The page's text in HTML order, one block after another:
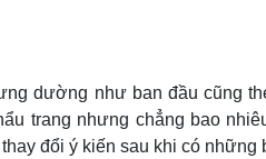
dường như ban đầu cũng
trang nhưng chẳng bao
đổi ý kiến sau khi có những